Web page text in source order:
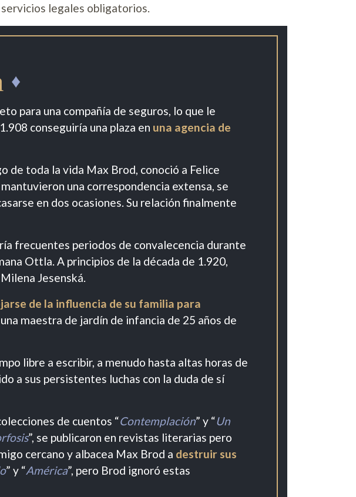
servicios legales obligatorios.
para una compañía de seguros, lo que le
conseguiría una plaza en una agencia de
de toda la vida Max Brod, conoció a Felice
una correspondencia extensa, se
en dos ocasiones. Su relación finalmente
frecuentes periodos de convalecencia durante
Ottla. A principios de la década de 1.920,
Jesenská.
de la influencia de su familia para
maestra de jardín de infancia de 25 años de
libre a escribir, a menudo hasta altas horas de
a sus persistentes luchas con la duda de sí
de cuentos “Contemplación” y “Un
”, se publicaron en revistas literarias pero
cercano y albacea Max Brod a destruir sus
” y “América”, pero Brod ignoró estas